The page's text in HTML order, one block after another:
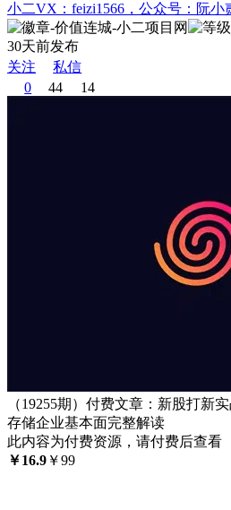
小二VX：feizi1566，公众号：阮小
30天前发布
关注
私信
0
44 14
（19255期）付费文章：新股打新
存储企业基本面完整解读
此内容为付费资源，请付费后查看
￥16.9 ￥99